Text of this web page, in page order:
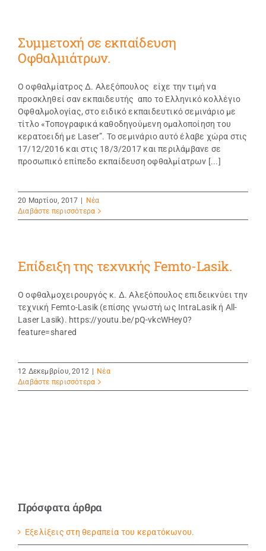
Συμμετοχή σε εκπαίδευση
Οφθαλμιάτρων.
Ο οφθαλμίατρος Δ. Αλεξόπουλος είχε την τιμή να
προσκληθεί σαν εκπαιδευτής απο το Ελληνικό κολλέγιο
Οφθαλμολογίας, στο ειδικό εκπαιδευτικό σεμινάριο με
τίτλο «Τοπογραφικά καθοδηγούμενη ομαλοποίηση του
κερατοειδή με Laser”. Το σεμινάριο αυτό έλαβε χώρα στις
17/12/2016 και στις 18/3/2017 και περιλάμβανε σε
προσωπικό επίπεδο εκπαίδευση οφθαλμίατρων [...]
20 Μαρτίου, 2017 | Νέα
Διαβάστε περισσότερα
Eπίδειξη της τεχνικής Femto-Lasik.
Ο οφθαλμοχειρουργός κ. Δ. Αλεξόπουλος επιδεικνύει την
τεχνική Femto-Lasik (επίσης γνωστή ως IntraLasik ή All-
Laser Lasik). https://youtu.be/pQ-vkcWHey0?
feature=shared
12 Δεκεμβρίου, 2012 | Νέα
Διαβάστε περισσότερα
Πρόσφατα άρθρα
Εξελίξεις στη θεραπεία του κερατόκωνου.